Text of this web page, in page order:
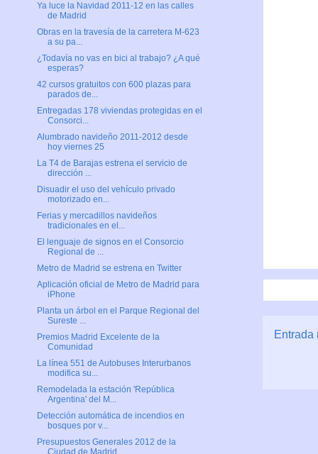
Entrada
Ya luce la Navidad 2011-12 en las calles
de Madrid
Obras en la travesía de la carretera M-623
a su pa...
¿Todavía no vas en bici al trabajo? ¿A qué
esperas?
42 cursos gratuitos con 600 plazas para
parados de...
Entregadas 178 viviendas protegidas en el
Consorci...
Alumbrado navideño 2011-2012 desde
hoy viernes 25
La T4 de Barajas estrena el servicio de
dirección ...
Disuadir el uso del vehículo privado
motorizado en...
Ferias y mercadillos navideños
tradicionales en el...
El lenguaje de signos en el Consorcio
Regional de ...
Metro de Madrid se estrena en Twitter
Aplicación oficial de Metro de Madrid para
iPhone
Planta un árbol en el Parque Regional del
Sureste ...
Premios Madrid Excelente de la
Comunidad
La línea 551 de Autobuses Interurbanos
modifica su...
Remodelada la estación 'República
Argentina' del M...
Detección automática de incendios en
bosques por v...
Presupuestos Generales 2012 de la